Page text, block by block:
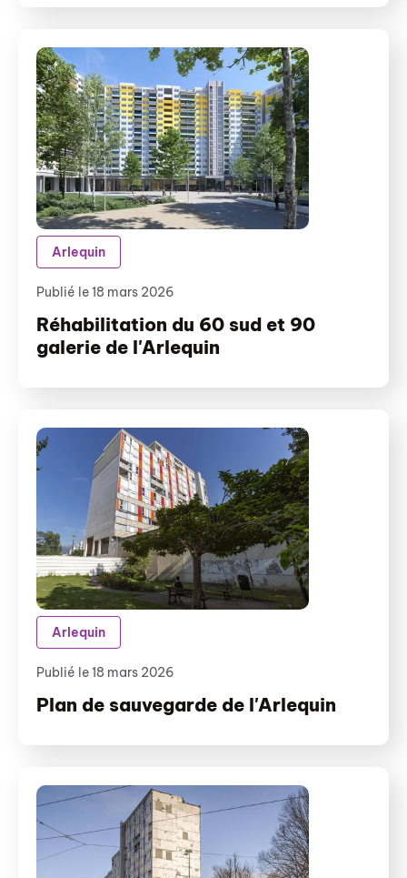
Réhabilitation du 60 sud et 90
galerie de l'Arlequin
Publié le 18 mars 2026
Arlequin
Plan de sauvegarde de l'Arlequin
Publié le 18 mars 2026
Arlequin